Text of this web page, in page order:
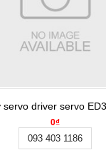
driver servo
0₫
093 403 1186